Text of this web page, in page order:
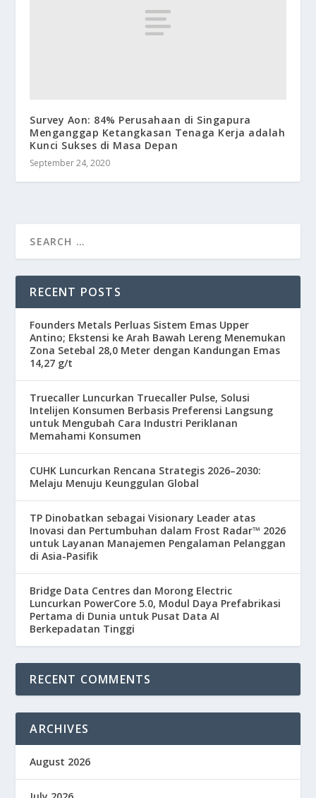
Survey Aon: 84% Perusahaan di Singapura
Menganggap Ketangkasan Tenaga Kerja adalah
Kunci Sukses di Masa Depan
September 24, 2020
RECENT POSTS
Founders Metals Perluas Sistem Emas Upper
Antino; Ekstensi ke Arah Bawah Lereng Menemukan
Zona Setebal 28,0 Meter dengan Kandungan Emas
14,27 g/t
Truecaller Luncurkan Truecaller Pulse, Solusi
Intelijen Konsumen Berbasis Preferensi Langsung
untuk Mengubah Cara Industri Periklanan
Memahami Konsumen
CUHK Luncurkan Rencana Strategis 2026–2030:
Melaju Menuju Keunggulan Global
TP Dinobatkan sebagai Visionary Leader atas
Inovasi dan Pertumbuhan dalam Frost Radar™ 2026
untuk Layanan Manajemen Pengalaman Pelanggan
di Asia-Pasifik
Bridge Data Centres dan Morong Electric
Luncurkan PowerCore 5.0, Modul Daya Prefabrikasi
Pertama di Dunia untuk Pusat Data AI
Berkepadatan Tinggi
RECENT COMMENTS
ARCHIVES
August 2026